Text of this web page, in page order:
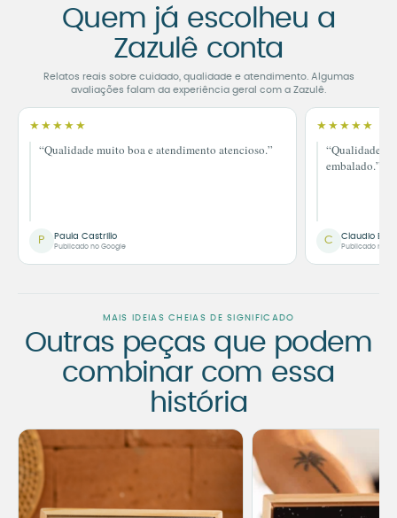
Quem já escolheu a
Zazulê conta
Relatos reais sobre cuidado, qualidade e atendimento. Algumas
avaliações falam da experiência geral com a Zazulê.
★★★★★
“Qualidade muito boa e atendimento atencioso.”
P Paula Castrillo
Publicado no Google
★★★★★
“Qualidade
embalado.”
C Claudio
Publicado no
MAIS IDEIAS CHEIAS DE SIGNIFICADO
Outras peças que podem
combinar com essa
história